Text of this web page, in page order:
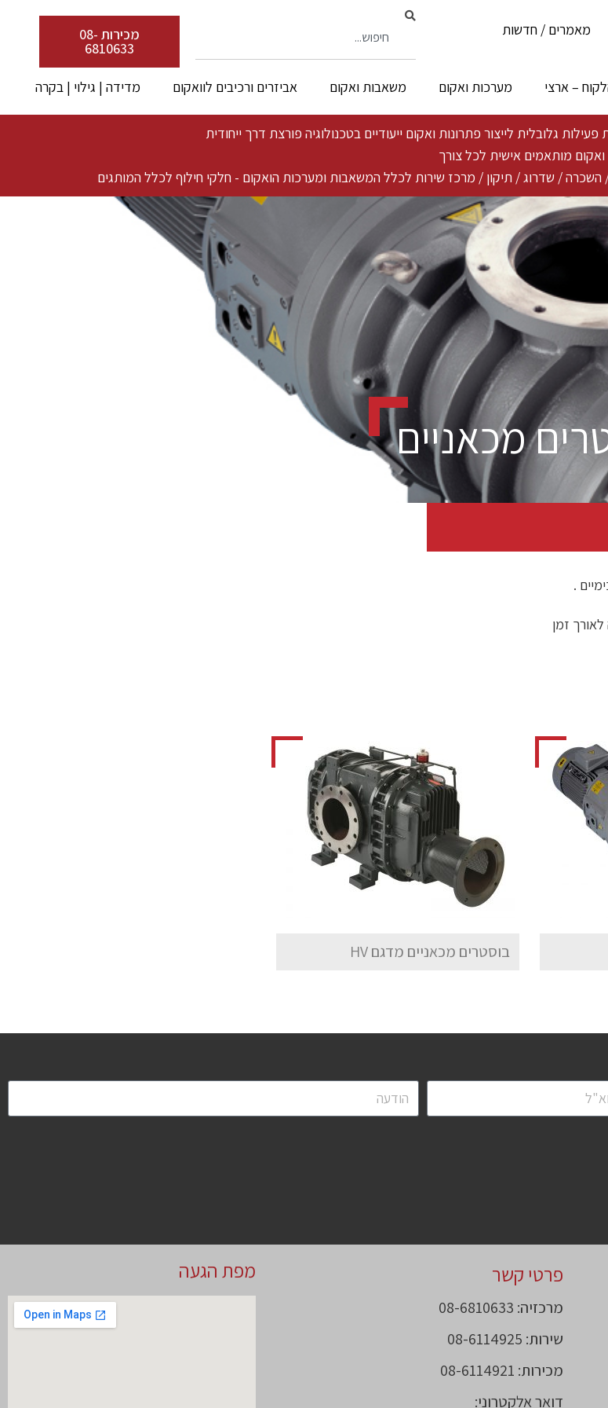
מאמרים / חדשות
מכירות 08-
6810633
– ארצי מערכות ואקום משאבות ואקום אביזרים ורכיבים לוואקום מדידה | גילוי | בקרה
ואקום מותאמים אישית לכל צורך
/ שדרוג / תיקון / מרכז שירות לכלל המשאבות ומערכות הואקום - חלקי חילוף לכלל המותגים
מכאניים
.
זמן
בוסטרים מכאניים מדגם HV
פרטי קשר
מרכזיה: 08-6810633
שירות: 08-6114925
מכירות: 08-6114921
דואר אלקטרוני:
מפת הגעה